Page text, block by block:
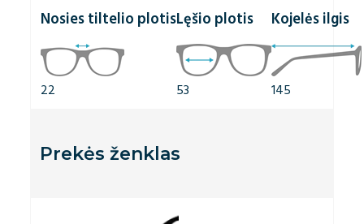
Nosies tiltelio plotis
22
Lęšio plotis
53
Kojelės ilgis
145
Prekės ženklas